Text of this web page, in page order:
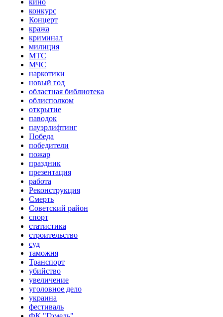
кино
конкурс
Концерт
кража
криминал
милиция
МТС
МЧС
наркотики
новый год
областная библиотека
облисполком
открытие
паводок
пауэрлифтинг
Победа
победители
пожар
праздник
презентация
работа
Реконструкция
Смерть
Советский район
спорт
статистика
строительство
суд
таможня
Транспорт
убийство
увеличение
уголовное дело
украина
фестиваль